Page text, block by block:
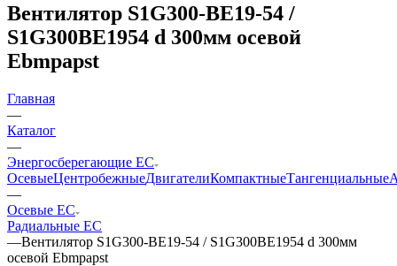
Вентилятор S1G300-BE19-54 /
S1G300BE1954 d 300мм осевой
Ebmpapst
Главная
—
Каталог
—
Энергосберегающие EC
ОсевыеЦентробежныеДвигателиКомпактныеТангенциальные
—
Осевые EC
Радиальные EC
—Вентилятор S1G300-BE19-54 / S1G300BE1954 d 300мм
осевой Ebmpapst